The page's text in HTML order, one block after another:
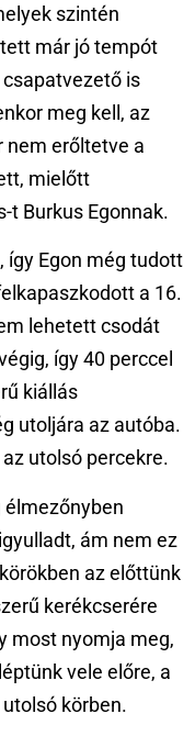
szintén
már jó tempót
is
meg kell, az
nem erőltetve a
mielőtt
t Burkus Egonnak.
így Egon még tudott
a 16.
lehetett csodát
így 40 perccel
kiállás
utoljára az autóba.
utolsó percekre.
élmezőnyben
ám nem ez
az előttünk
kerékcserére
most nyomja meg,
vele előre, a
körben.